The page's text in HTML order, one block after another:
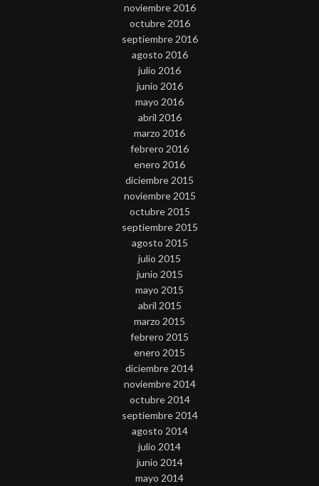
noviembre 2016
octubre 2016
septiembre 2016
agosto 2016
julio 2016
junio 2016
mayo 2016
abril 2016
marzo 2016
febrero 2016
enero 2016
diciembre 2015
noviembre 2015
octubre 2015
septiembre 2015
agosto 2015
julio 2015
junio 2015
mayo 2015
abril 2015
marzo 2015
febrero 2015
enero 2015
diciembre 2014
noviembre 2014
octubre 2014
septiembre 2014
agosto 2014
julio 2014
junio 2014
mayo 2014